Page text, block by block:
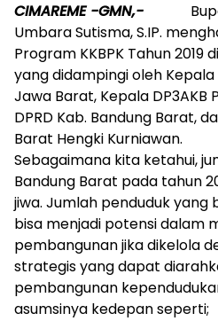
CIMAREME -GMN,-
Bupati
Umbara Sutisma, S.IP.
Program KKBPK Tahun 2019
yang didampingi oleh Kepala
Jawa Barat, Kepala DP3AKB
DPRD Kab. Bandung Barat,
Barat Hengki Kurniawan.
Sebagaimana kita ketahui,
Bandung Barat pada tahun
jiwa. Jumlah penduduk yang
bisa menjadi potensi dalam
pembangunan jika dikelola
strategis yang dapat
pembangunan
asumsinya kedepan seperti;